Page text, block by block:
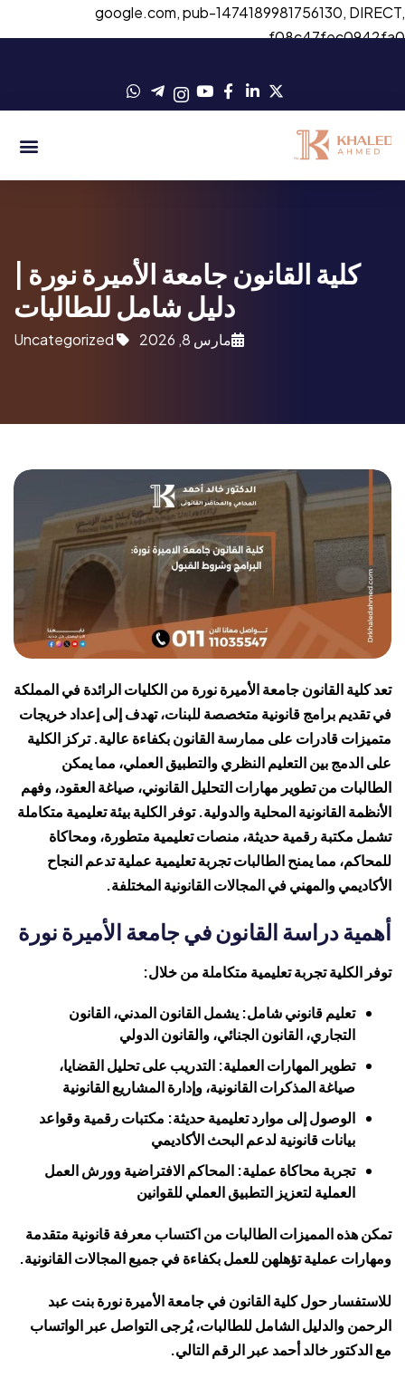
google.com, pub-1474189981756130,
كلية القانون جامعة الأميرة نورة |
دليل شامل للطالبات
مارس 8, 2026 Uncategorized
تعد كلية القانون جامعة الأميرة نورة من الكليات الرائدة في المملكة
في تقديم برامج قانونية متخصصة للبنات، تهدف إلى إعداد خريجات
متميزات قادرات على ممارسة القانون بكفاءة عالية. تركز الكلية
على الدمج بين التعليم النظري والتطبيق العملي، مما يمكن
الطالبات من تطوير مهارات التحليل القانوني، صياغة العقود، وفهم
الأنظمة القانونية المحلية والدولية. توفر الكلية بيئة تعليمية متكاملة
تشمل مكتبة رقمية حديثة، منصات تعليمية متطورة، ومحاكاة
للمحاكم، مما يمنح الطالبات تجربة تعليمية عملية تدعم النجاح
الأكاديمي والمهني في المجالات القانونية المختلفة.
أهمية دراسة القانون في جامعة الأميرة نورة
توفر الكلية تجربة تعليمية متكاملة من خلال:
تعليم قانوني شامل: يشمل القانون المدني، القانون
التجاري، القانون الجنائي، والقانون الدولي
تطوير المهارات العملية: التدريب على تحليل القضايا،
صياغة المذكرات القانونية، وإدارة المشاريع القانونية
الوصول إلى موارد تعليمية حديثة: مكتبات رقمية وقواعد
بيانات قانونية لدعم البحث الأكاديمي
تجربة محاكاة عملية: المحاكم الافتراضية وورش العمل
العملية لتعزيز التطبيق العملي للقوانين
تمكن هذه المميزات الطالبات من اكتساب معرفة قانونية متقدمة
ومهارات عملية تؤهلهن للعمل بكفاءة في جميع المجالات القانونية.
للاستفسار حول كلية القانون فيجامعة الأميرة نورة بنت عبد
الرحمنوالدليل الشامل للطالبات، يُرجى التواصل عبر الواتساب
مع الدكتور خالد أحمد عبر الرقم التالي.